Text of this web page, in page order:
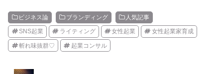
ビジネス論 ブランディング 人気記事
SNS起業 ライティング 女性起業 女性起業家育成
斬れ味抜群♡ 起業コンサル